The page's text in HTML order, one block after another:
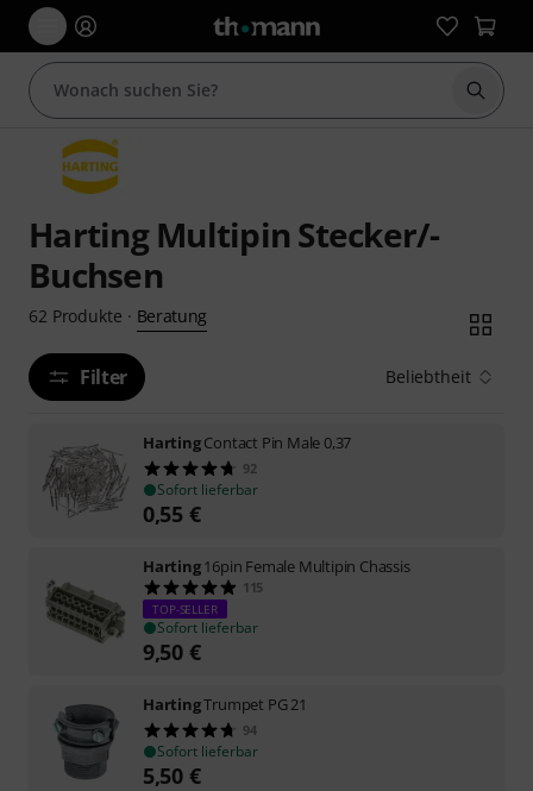
Suche
Harting Multipin Stecker/-
Buchsen
62 Produkte · Beratung
Filter Beliebtheit
HartingContact Pin Male 0,37
92
Sofort lieferbar
0,55 €
Harting16pin Female Multipin Chassis
115
TOP-SELLER
Sofort lieferbar
9,50 €
HartingTrumpet PG 21
94
Sofort lieferbar
5,50 €